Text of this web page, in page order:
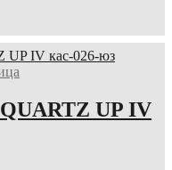
UP IV